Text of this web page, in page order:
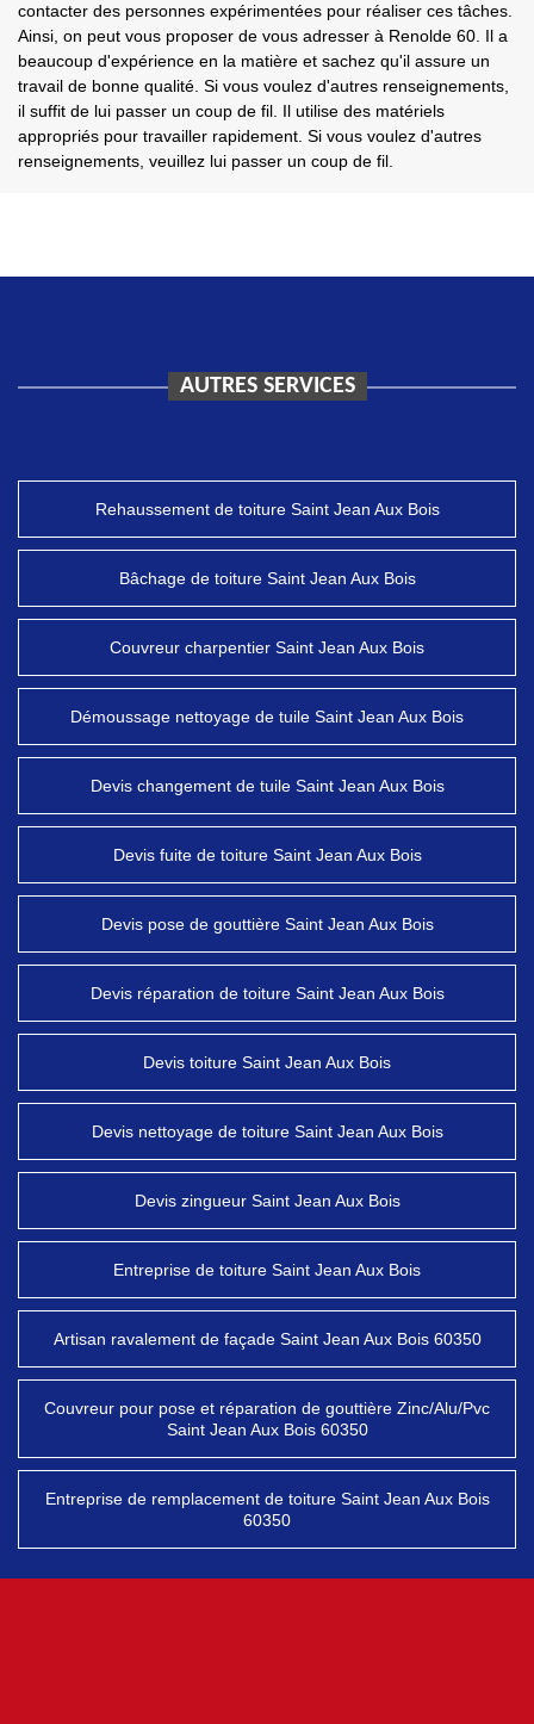
contacter des personnes expérimentées pour réaliser ces tâches.
Ainsi, on peut vous proposer de vous adresser à Renolde 60. Il a
beaucoup d'expérience en la matière et sachez qu'il assure un
travail de bonne qualité. Si vous voulez d'autres renseignements,
il suffit de lui passer un coup de fil. Il utilise des matériels
appropriés pour travailler rapidement. Si vous voulez d'autres
renseignements, veuillez lui passer un coup de fil.
AUTRES SERVICES
Rehaussement de toiture Saint Jean Aux Bois
Bâchage de toiture Saint Jean Aux Bois
Couvreur charpentier Saint Jean Aux Bois
Démoussage nettoyage de tuile Saint Jean Aux Bois
Devis changement de tuile Saint Jean Aux Bois
Devis fuite de toiture Saint Jean Aux Bois
Devis pose de gouttière Saint Jean Aux Bois
Devis réparation de toiture Saint Jean Aux Bois
Devis toiture Saint Jean Aux Bois
Devis nettoyage de toiture Saint Jean Aux Bois
Devis zingueur Saint Jean Aux Bois
Entreprise de toiture Saint Jean Aux Bois
Artisan ravalement de façade Saint Jean Aux Bois 60350
Couvreur pour pose et réparation de gouttière Zinc/Alu/Pvc
Saint Jean Aux Bois 60350
Entreprise de remplacement de toiture Saint Jean Aux Bois
60350